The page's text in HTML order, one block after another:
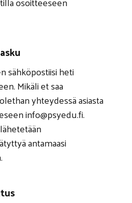
sähköpostiisi heti
Mikäli et saa
yhteydessä asiasta
info@psyedu.fi.
antamaasi